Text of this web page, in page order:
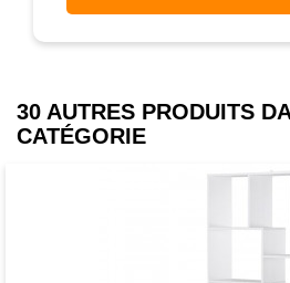
30 AUTRES PRODUITS
CATÉGORIE